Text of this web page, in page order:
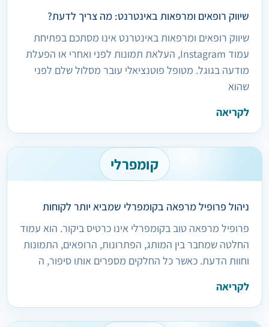
שיווק רופאים ומרפאות באינטרנט: מה צריך לדעת?
שיווק רופאים ומרפאות באינטרנט אינו מסתכם בפתיחת
עמוד Instagram, העלאת תמונות לפני ואחרי או הפעלת
מודעה בגוגל. מטופל פוטנציאלי עובר מסלול שלם לפני
שהוא
לקריאה
קומפרלי
ניהול פרופיל מרפאה בקומפרלי שמביא יותר לקוחות
פרופיל מרפאה טוב בקומפרלי אינו כרטיס ביקור. הוא עמוד
החלטה שמחבר בין המותג, הפתרונות, הרופאים, התמונות
וחוות הדעת. כאשר כל החלקים מספרים אותו סיפור, ה
לקריאה